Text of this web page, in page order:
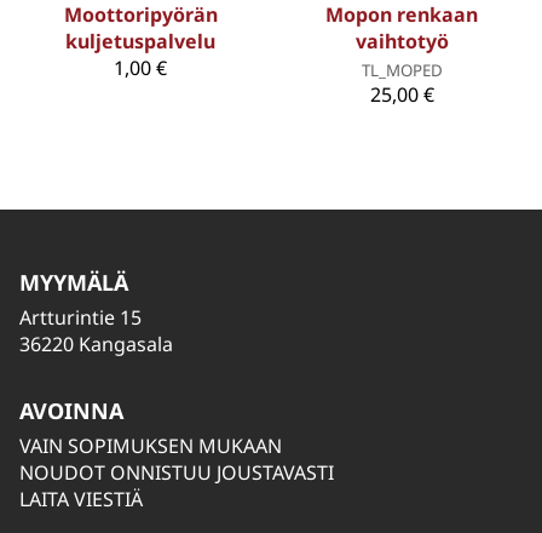
Moottoripyörän
kuljetuspalvelu
1,00 €
Mopon renkaan
vaihtotyö
TL_MOPED
25,00 €
MYYMÄLÄ
Artturintie 15
36220 Kangasala
AVOINNA
VAIN SOPIMUKSEN MUKAAN
NOUDOT ONNISTUU JOUSTAVASTI
LAITA VIESTIÄ